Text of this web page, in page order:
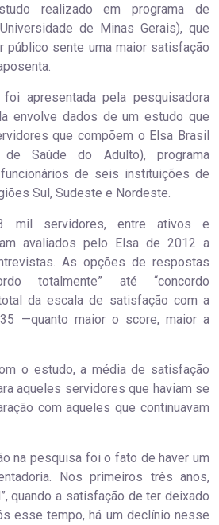
realizado em programa de
de Minas Gerais), que
público sente uma maior satisfação
apresentada pela pesquisadora
envolve dados de um estudo que
que compõem o Elsa Brasil
de Saúde do Adulto), programa
de seis instituições de
Sul, Sudeste e Nordeste.
mil servidores, entre ativos e
avaliados pelo Elsa de 2012 a
As opções de respostas
totalmente” até “concordo
da escala de satisfação com a
—quanto maior o score, maior a
o estudo, a média de satisfação
aqueles servidores que haviam se
com aqueles que continuavam
na pesquisa foi o fato de haver um
Nos primeiros três anos,
quando a satisfação de ter deixado
esse tempo, há um declínio nesse